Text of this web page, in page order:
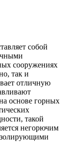
собой
сооружениях
так и
отличную
основе горных
такой
негорючим